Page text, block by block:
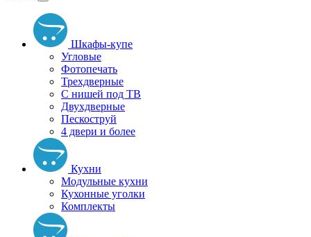
Шкафы-купе
Угловые
Фотопечать
Трехдверные
С нишей под ТВ
Двухдверные
Пескоструй
4 двери и более
Кухни
Модульные кухни
Кухонные уголки
Комплекты